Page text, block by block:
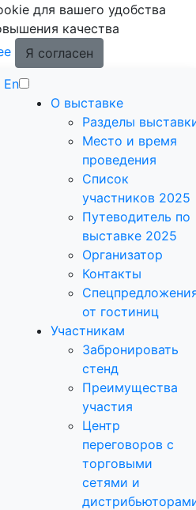
для вашего удобства
качества
Я согласен
En
О выставке
Разделы
Место и время
проведения
Список
участников 2025
Путеводитель по
выставке 2025
Организатор
Контакты
от гостиниц
Участникам
Забронировать
стенд
Преимущества
участия
Центр
переговоров с
торговыми
сетями и